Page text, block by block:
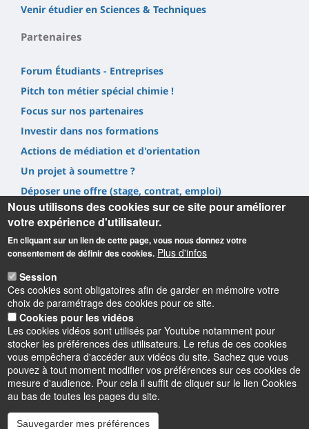
Venir étudier en Sciences & Techniques
Partenaires
Forum Étudiants - Entreprises
Pitch ton métier spécial chimie !
Focus sur nos partenaires
Investir dans nos formations
Actions de médiation et d'orientation
Un projet à soumettre ?
Déposer une offre (stage, contrat, emploi)
Prestations
Informations
UFR Sciences et Techniques
1, rue de Chartres, 45100 Orléans
02 38 41 71 78
Nous utilisons des cookies sur ce site pour améliorer
votre expérience d'utilisateur.
En cliquant sur un lien de cette page, vous nous donnez votre
consentement de définir des cookies. Plus d'infos
Session
Ces cookies sont obligatoires afin de garder en mémoire votre
choix de paramétrage des cookies pour ce site.
Cookies pour les vidéos
Les cookies vidéos sont utilisés par Youtube notamment pour
stocker les préférences des utilisateurs. Le refus de ces cookies
vous empêchera d'accéder aux vidéos du site. Sachez que vous
pouvez à tout moment modifier vos préférences sur ces cookies de
mesure d'audience. Pour cela il suffit de cliquer sur le lien Cookies
au bas de toutes les pages du site.
Sauvegarder mes préférences